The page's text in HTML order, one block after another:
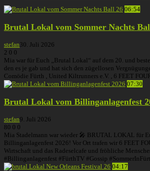
06:54
Brutal Lokal vom Sommer Nachts
stefan30. Juli 2026
2 0 0
Mia war für Euch „Brutal Lokal“ auf dem 20. und
den es je gab und hat sich den zügellosen
Comödie Fürth , United Kiltrunners e.V. , 6 FEET
07:30
Brutal Lokal vom Billinganlagenfest
stefan9. Juli 2026
80 0 0
Mia Stadelmann war wieder 🎤 BRUTAL LOKAL für
Billinganlagenfest 2026! Vor Ort trafen wir 6 FEET
Wirtschaft und das Radeselcafe und fröhliche
#Billinganlagenfest #FürthTV #Gossip
04:17